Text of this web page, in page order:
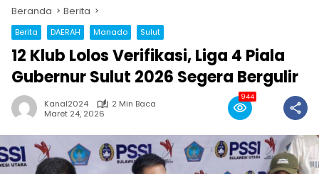
Beranda Berita
Berita DAERAH Manado Sulut
12 Klub Lolos Verifikasi, Liga 4 Piala
Gubernur Sulut 2026 Segera Bergulir
Kanal2024
2 Min Baca
Maret 24, 2026
944